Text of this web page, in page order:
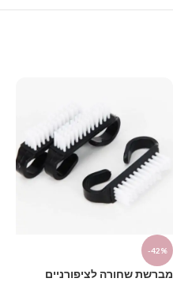
-42%
מברשת שחורה לציפורניים